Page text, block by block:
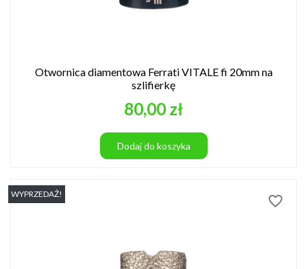
Otwornica diamentowa Ferrati VITALE fi 20mm na
szlifierkę
Cena
80,00 zł
Dodaj do koszyka
WYPRZEDAŻ! favorite_border